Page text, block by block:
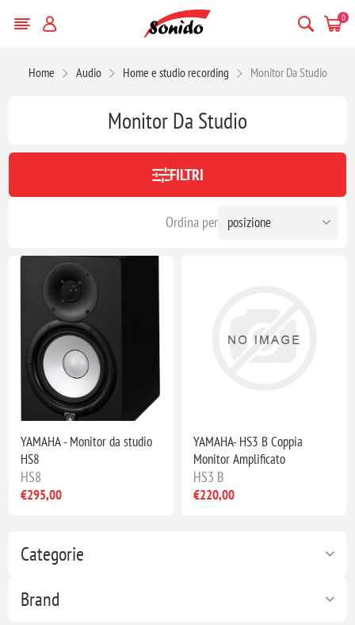
0
Home Audio Home e studio recording Monitor Da Studio
Categorie
Brand
Monitor Da Studio
FILTRI
Ordina per
YAMAHA - Monitor da studio
HS8
HS8
€295,00
YAMAHA- HS3 B Coppia
Monitor Amplificato
HS3 B
€220,00